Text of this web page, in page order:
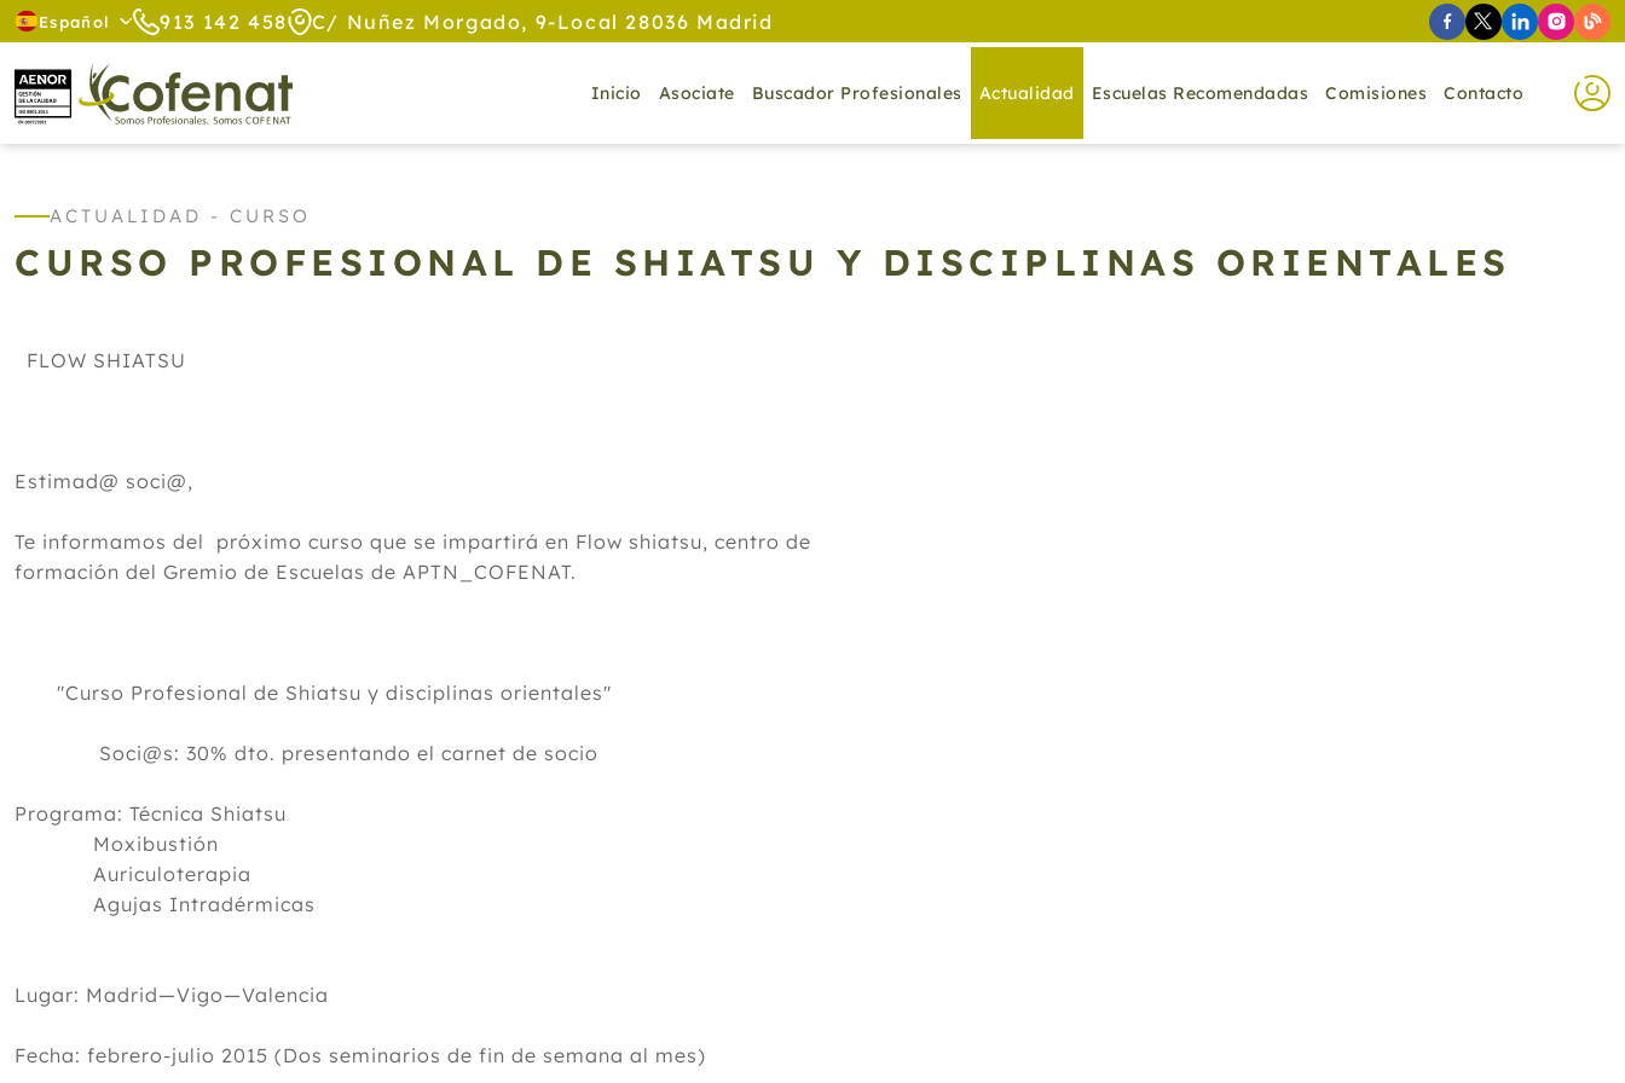
Español 913 142 458 C/ Nuñez Morgado, 9-Local 28036 Madrid
Inicio Asociate Buscador Profesionales Actualidad Escuelas Recomendadas Comisiones Contacto
ACTUALIDAD - CURSO
CURSO PROFESIONAL DE SHIATSU Y DISCIPLINAS ORIENTALES
FLOW SHIATSU
Estimad@ soci@,
Te informamos del próximo curso que se impartirá en Flow shiatsu, centro de
formación del Gremio de Escuelas de APTN_COFENAT.
"Curso Profesional de Shiatsu y disciplinas orientales"
Soci@s: 30% dto. presentando el carnet de socio
Programa: Técnica Shiatsu
Moxibustión
Auriculoterapia
Agujas Intradérmicas
Lugar: Madrid—Vigo—Valencia
Fecha: febrero-julio 2015 (Dos seminarios de fin de semana al mes)